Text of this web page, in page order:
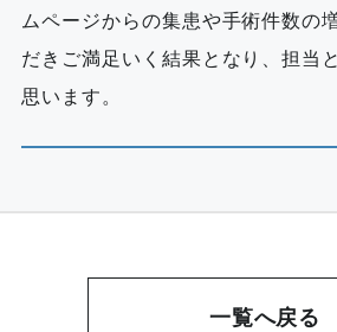
ムページからの集患や手術件数の
だきご満足いく結果となり、担当
思います。
一覧へ戻る